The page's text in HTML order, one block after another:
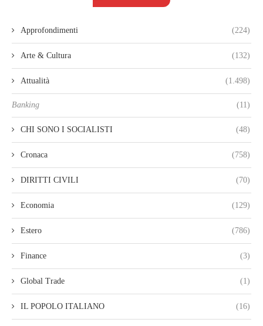
Approfondimenti (224)
Arte & Cultura (132)
Attualità (1.498)
Banking (11)
CHI SONO I SOCIALISTI (48)
Cronaca (758)
DIRITTI CIVILI (70)
Economia (129)
Estero (786)
Finance (3)
Global Trade (1)
IL POPOLO ITALIANO (16)